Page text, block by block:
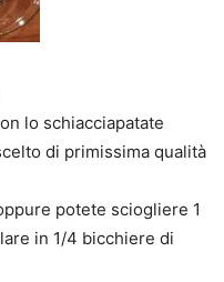
lo schiacciapatate
di primissima qualità
potete sciogliere 1
in 1/4 bicchiere di